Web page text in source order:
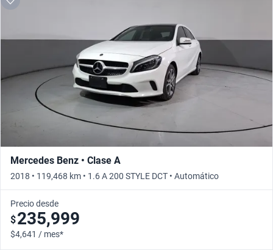
Mercedes Benz • Clase A
2018 • 119,468 km • 1.6 A 200 STYLE DCT • Automático
Precio desde
$235,999
$4,641 / mes*